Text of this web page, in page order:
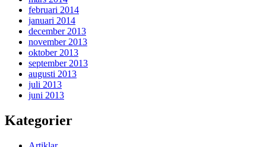
februari 2014
januari 2014
december 2013
november 2013
oktober 2013
september 2013
augusti 2013
juli 2013
juni 2013
Kategorier